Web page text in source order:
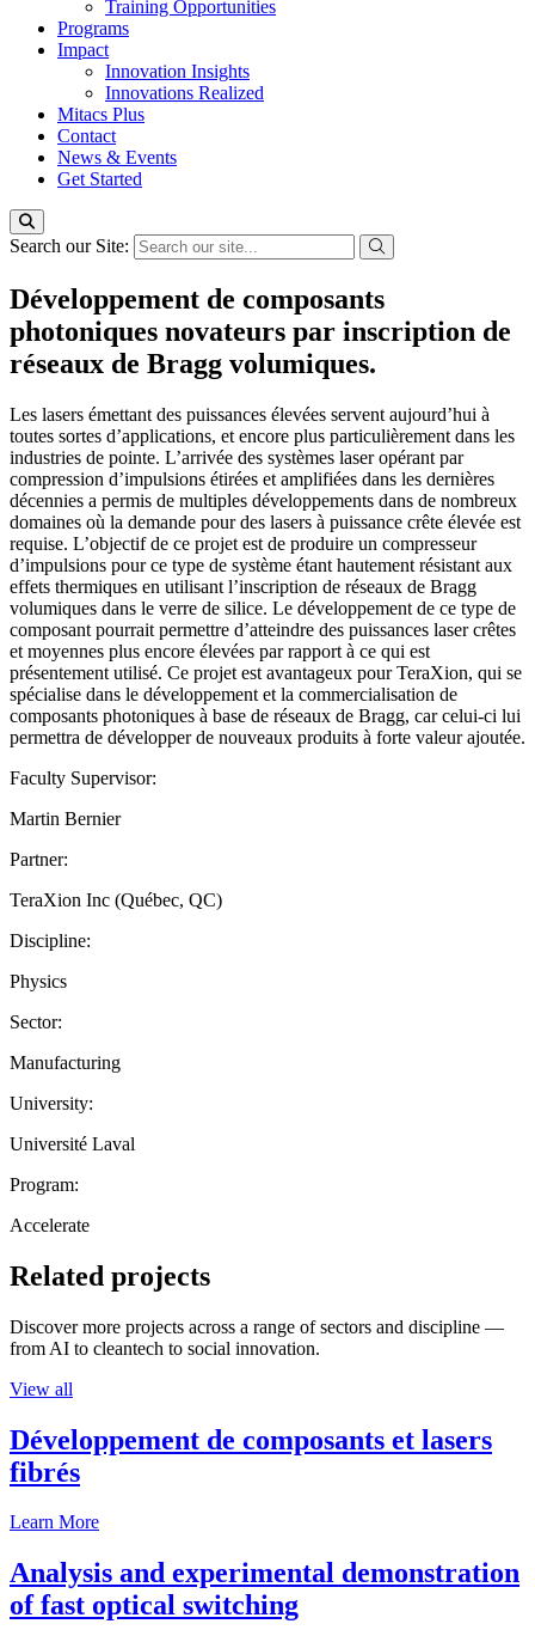
Training Opportunities
Programs
Impact
Innovation Insights
Innovations Realized
Mitacs Plus
Contact
News & Events
Get Started
Search our Site:
Développement de composants
photoniques novateurs par inscription de
réseaux de Bragg volumiques.
Les lasers émettant des puissances élevées servent aujourd’hui à
toutes sortes d’applications, et encore plus particulièrement dans les
industries de pointe. L’arrivée des systèmes laser opérant par
compression d’impulsions étirées et amplifiées dans les dernières
décennies a permis de multiples développements dans de nombreux
domaines où la demande pour des lasers à puissance crête élevée est
requise. L’objectif de ce projet est de produire un compresseur
d’impulsions pour ce type de système étant hautement résistant aux
effets thermiques en utilisant l’inscription de réseaux de Bragg
volumiques dans le verre de silice. Le développement de ce type de
composant pourrait permettre d’atteindre des puissances laser crêtes
et moyennes plus encore élevées par rapport à ce qui est
présentement utilisé. Ce projet est avantageux pour TeraXion, qui se
spécialise dans le développement et la commercialisation de
composants photoniques à base de réseaux de Bragg, car celui-ci lui
permettra de développer de nouveaux produits à forte valeur ajoutée.
Faculty Supervisor:
Martin Bernier
Partner:
TeraXion Inc (Québec, QC)
Discipline:
Physics
Sector:
Manufacturing
University:
Université Laval
Program:
Accelerate
Related projects
Discover more projects across a range of sectors and discipline —
from AI to cleantech to social innovation.
View all
Développement de composants et lasers
fibrés
Learn More
Analysis and experimental demonstration
of fast optical switching